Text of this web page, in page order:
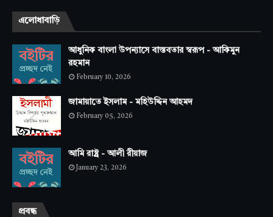
এলোধাবাড়ি
আধুনিক বাংলা উপন্যাসে বাস্তবতার স্বরূপ - আকিমুন
রহমান
February 10, 2026
জামায়াতে ইসলাম - মহিউদ্দিন আহমদ
February 05, 2026
আমি রাষ্ট্র - আলী রীয়াজ
January 23, 2026
প্রবন্ধ